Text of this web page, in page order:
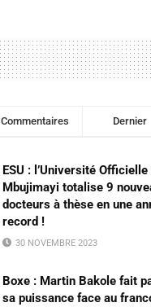
Commentaires Dernier
ESU : l’Université Officielle
Mbujimayi totalise 9
docteurs à thèse en une
record !
30 NOVEMBRE 2023
Boxe : Martin Bakole fait
sa puissance face au